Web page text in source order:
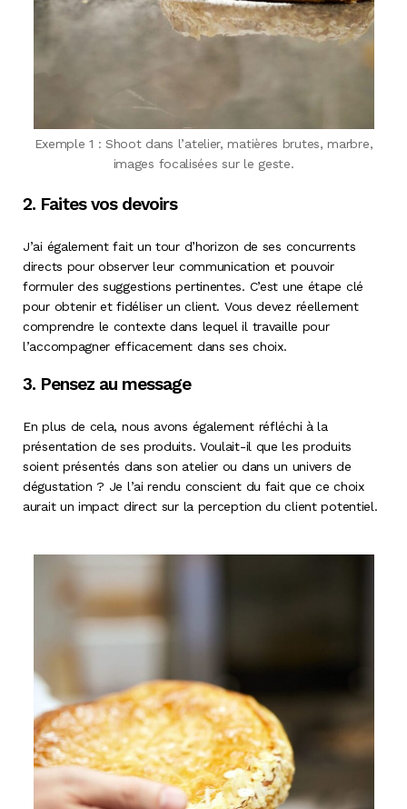
Exemple 1 : Shoot dans l’atelier, matières brutes, marbre,
images focalisées sur le geste.
2. Faites vos devoirs
J’ai également fait un tour d’horizon de ses concurrents
directs pour observer leur communication et pouvoir
formuler des suggestions pertinentes. C’est une étape clé
pour obtenir et fidéliser un client. Vous devez réellement
comprendre le contexte dans lequel il travaille pour
l’accompagner efficacement dans ses choix.
3. Pensez au message
En plus de cela, nous avons également réfléchi à la
présentation de ses produits. Voulait-il que les produits
soient présentés dans son atelier ou dans un univers de
dégustation ? Je l’ai rendu conscient du fait que ce choix
aurait un impact direct sur la perception du client potentiel.